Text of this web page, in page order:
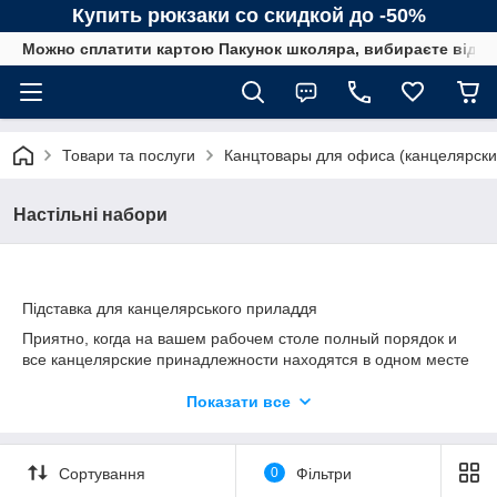
Купить рюкзаки со скидкой до -50%
Можно сплатити картою Пакунок школяра, вибираєте від
Товари та послуги Канцтовары для офиса
Настільні набори
Підставка для канцелярського приладдя
Приятно, когда на вашем рабочем столе полный порядок и
все канцелярские принадлежности находятся в одном месте
подставки для канцелярских принадлежностей. Они бывают
карандашей до более усовершенствованных моделей, в
которых есть отделы для скрепок, кнопок, скоб, бумаги для
записей. В ассортименте есть и детские модели, которые
Показати все
Сортування 0 Фільтри